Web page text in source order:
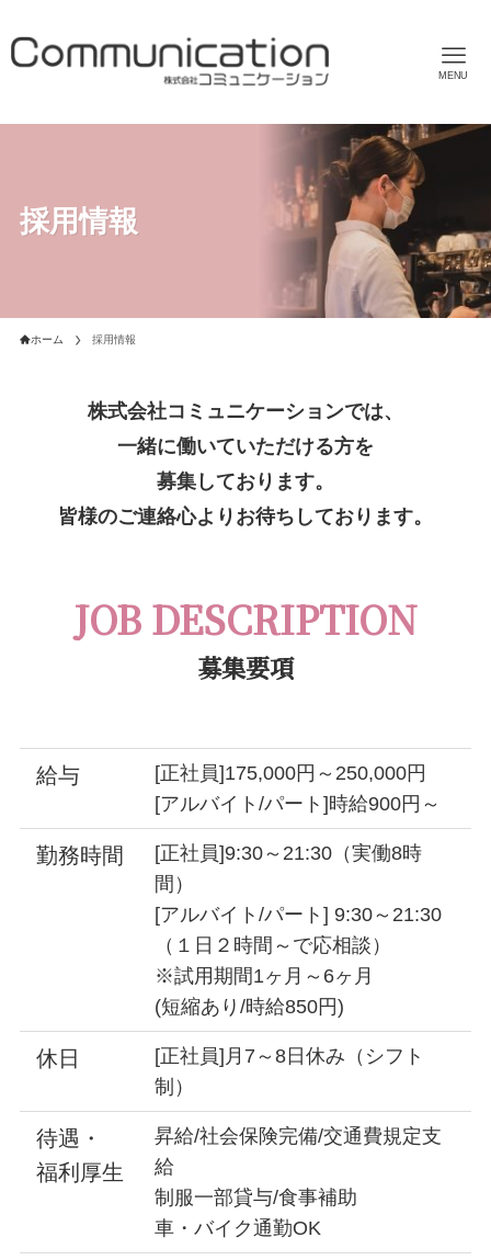
MENU
採用情報
ホーム 採用情報
株式会社コミュニケーションでは、
一緒に働いていただける方を
募集しております。
皆様のご連絡心よりお待ちしております。
JOB DESCRIPTION
募集要項
給与
[正社員]175,000円～250,000円
[アルバイト/パート]時給900円～
勤務時間
[正社員]9:30～21:30（実働8時
間）
[アルバイト/パート] 9:30～21:30
（１日２時間～で応相談）
※試用期間1ヶ月～6ヶ月
(短縮あり/時給850円)
休日
[正社員]月7～8日休み（シフト
制）
待遇・
福利厚生
昇給/社会保険完備/交通費規定支
給
制服一部貸与/食事補助
車・バイク通勤OK